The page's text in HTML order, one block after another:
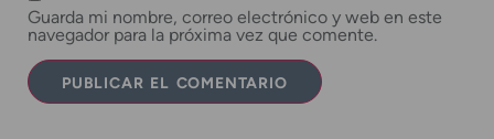
Guarda mi nombre, correo electrónico y web en este
navegador para la próxima vez que comente.